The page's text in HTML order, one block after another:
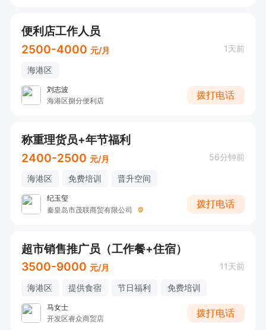
便利店工作人员
2500-4000 元/月 1天前
海港区
刘志波
海港区捌分便利店
拨打电话
称重理货员+年节福利
2400-2500 元/月 56分钟前
海港区 免费培训 晋升空间
纪玉玺
秦皇岛市茂联商贸有限公司
拨打电话
超市销售推广员（工作餐+住宿）
3500-9000 元/月 11天前
海港区 提供食宿 节日福利 免费培训
马女士
开发区睿众商贸店
拨打电话